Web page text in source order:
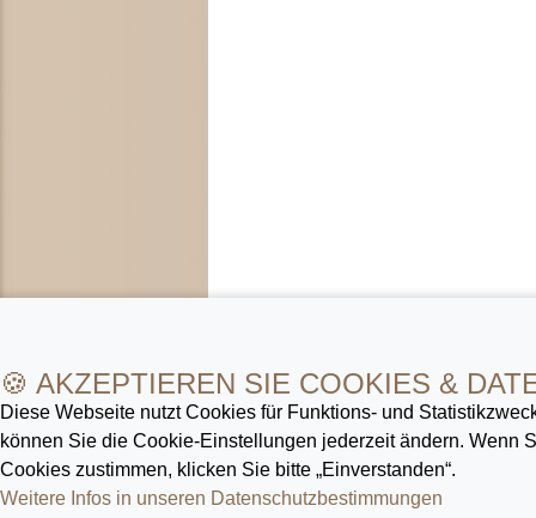
🍪 AKZEPTIEREN SIE COOKIES &
Diese Webseite nutzt Cookies für Funktions- und
können Sie die Cookie-Ein­stellungen jederzeit ändern. Wenn
Cookies zustimmen, klicken Sie bitte „Einverstanden“.
Weitere Infos in unseren Datenschutz­bestimmungen